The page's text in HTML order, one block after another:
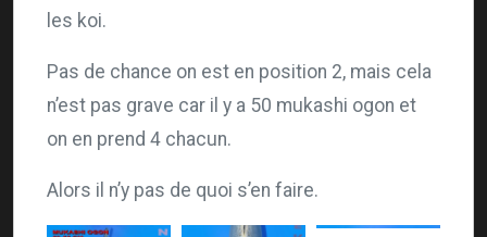
les koi.
Pas de chance on est en position 2, mais cela
n’est pas grave car il y a 50 mukashi ogon et
on en prend 4 chacun.
Alors il n’y pas de quoi s’en faire.